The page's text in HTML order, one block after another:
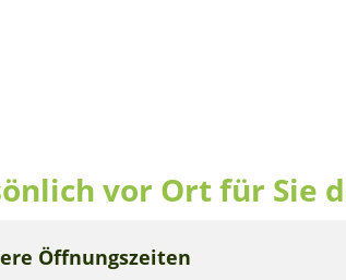
vor Ort für Sie
Öffnungszeiten